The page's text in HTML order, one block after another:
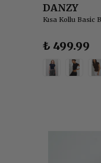
DANZY
₺ 499.99